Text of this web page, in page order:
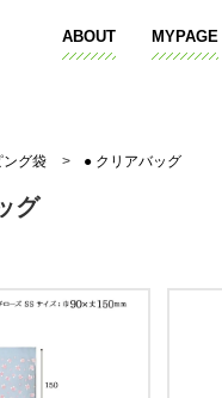
ABOUT MYPAGE
ング袋 > ● クリアバッグ
グ